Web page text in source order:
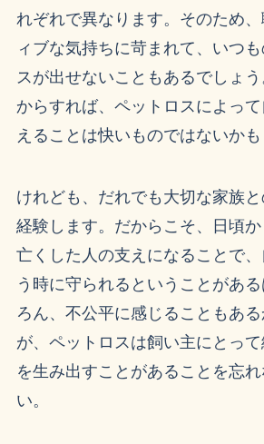
れぞれで異なります。そのため
ィブな気持ちに苛まれて、いつ
スが出せないこともあるでしょ
からすれば、ペットロスによっ
えることは快いものではないかも
けれども、だれでも大切な家族
経験します。だからこそ、日頃
亡くした人の支えになることで
う時に守られるということがあ
ろん、不公平に感じることもあ
が、ペットロスは飼い主にとっ
を生み出すことがあることを忘
い。